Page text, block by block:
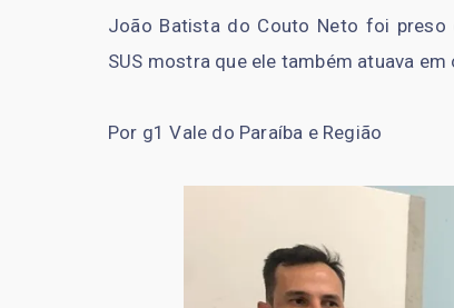
João Batista do Couto Neto foi preso
SUS mostra que ele também atuava
Por g1 Vale do Paraíba e Região